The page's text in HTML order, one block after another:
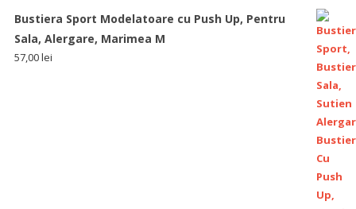
Bustiera Sport Modelatoare cu Push Up, Pentru
Sala, Alergare, Marimea M
57,00lei